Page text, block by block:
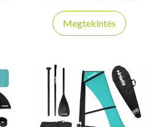
bárhova, 180kg-os
teherbírása van!
Megtekintés